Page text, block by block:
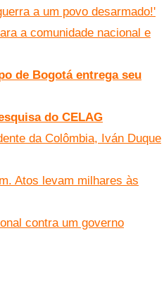
a um povo desarmado!'
a comunidade nacional e
de Bogotá entrega seu
do CELAG
da Colômbia, Iván Duque
Atos levam milhares às
contra um governo